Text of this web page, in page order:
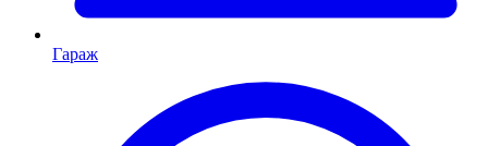
Гараж